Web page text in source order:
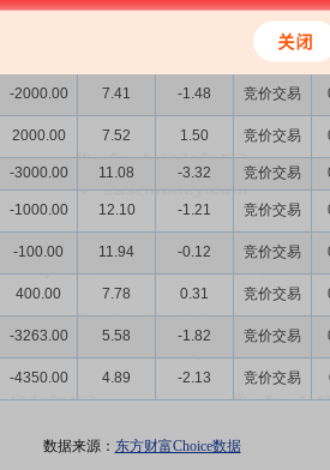
1.00万 7.82 7.82 竞价交易
竞价交易
-2000.00 7.41 -1.48 竞价交易
2000.00 7.52 1.50 竞价交易
-3000.00 11.08 -3.32 竞价交易
-1000.00 12.10 -1.21 竞价交易
-100.00 11.94 -0.12 竞价交易
400.00 7.78 0.31 竞价交易
-3263.00 5.58 -1.82 竞价交易
-4350.00 4.89 -2.13 竞价交易
数据来源： 东方财富Choice数据